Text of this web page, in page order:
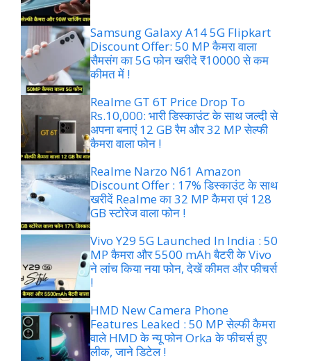
Samsung Galaxy A14 5G Flipkart
Discount Offer: 50 MP कैमरा वाला
सैमसंग का 5G फोन खरीदे ₹10000 से कम
कीमत में !
Realme GT 6T Price Drop To
Rs.10,000: भारी डिस्काउंट के साथ जल्दी से
अपना बनाएं 12 GB रैम और 32 MP सेल्फी
कैमरा वाला फोन !
Realme Narzo N61 Amazon
Discount Offer : 17% डिस्काउंट के साथ
खरीदें Realme का 32 MP कैमरा एवं 128
GB स्टोरेज वाला फोन !
Vivo Y29 5G Launched In India : 50
MP कैमरा और 5500 mAh बैटरी के Vivo
ने लांच किया नया फोन, देखें कीमत और फीचर्स
!
HMD New Camera Phone
Features Leaked : 50 MP सेल्फी कैमरा
वाले HMD के न्यू फोन Orka के फीचर्स हुए
लीक, जाने डिटेल !